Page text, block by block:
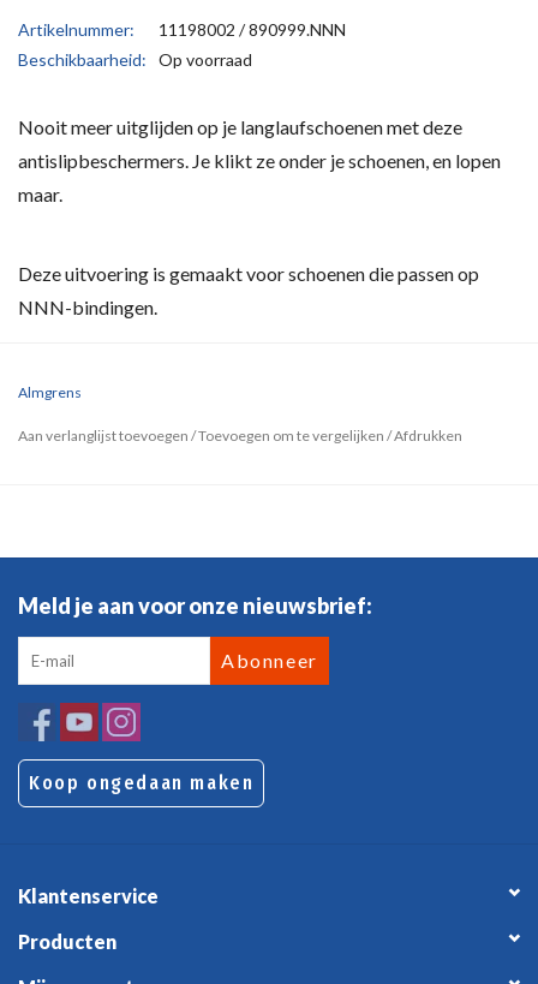
Artikelnummer:
11198002 / 890999.NNN
Beschikbaarheid:
Op voorraad
Nooit meer uitglijden op je langlaufschoenen met deze
antislipbeschermers. Je klikt ze onder je schoenen, en lopen
maar.
Deze uitvoering is gemaakt voor schoenen die passen op
NNN-bindingen.
Almgrens
Aan verlanglijst toevoegen /Toevoegen om te vergelijken /Afdrukken
Meld je aan voor onze nieuwsbrief:
Abonneer
Koop ongedaan maken
Klantenservice
Producten